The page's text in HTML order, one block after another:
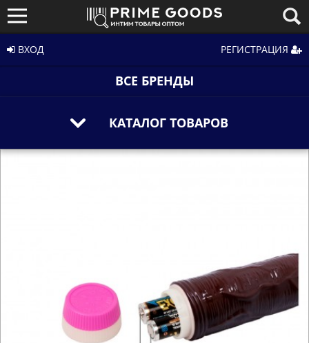
ВХОД РЕГИСТРАЦИЯ
ВСЕ БРЕНДЫ
КАТАЛОГ ТОВАРОВ